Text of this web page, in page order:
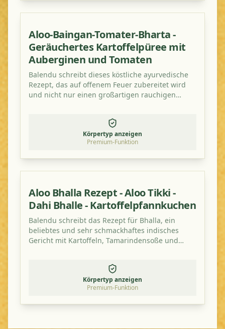
Aloo-Baingan-Tomater-Bharta -
Geräuchertes Kartoffelpüree mit
Auberginen und Tomaten
Balendu schreibt dieses köstliche ayurvedische
Rezept, das auf offenem Feuer zubereitet wird
und nicht nur einen großartigen rauchigen
Körpertyp anzeigen
Premium-Funktion
Aloo Bhalla Rezept - Aloo Tikki -
Dahi Bhalle - Kartoffelpfannkuchen
Balendu schreibt das Rezept für Bhalla, ein
beliebtes und sehr schmackhaftes indisches
Gericht mit Kartoffeln, Tamarindensoße und
Körpertyp anzeigen
Premium-Funktion